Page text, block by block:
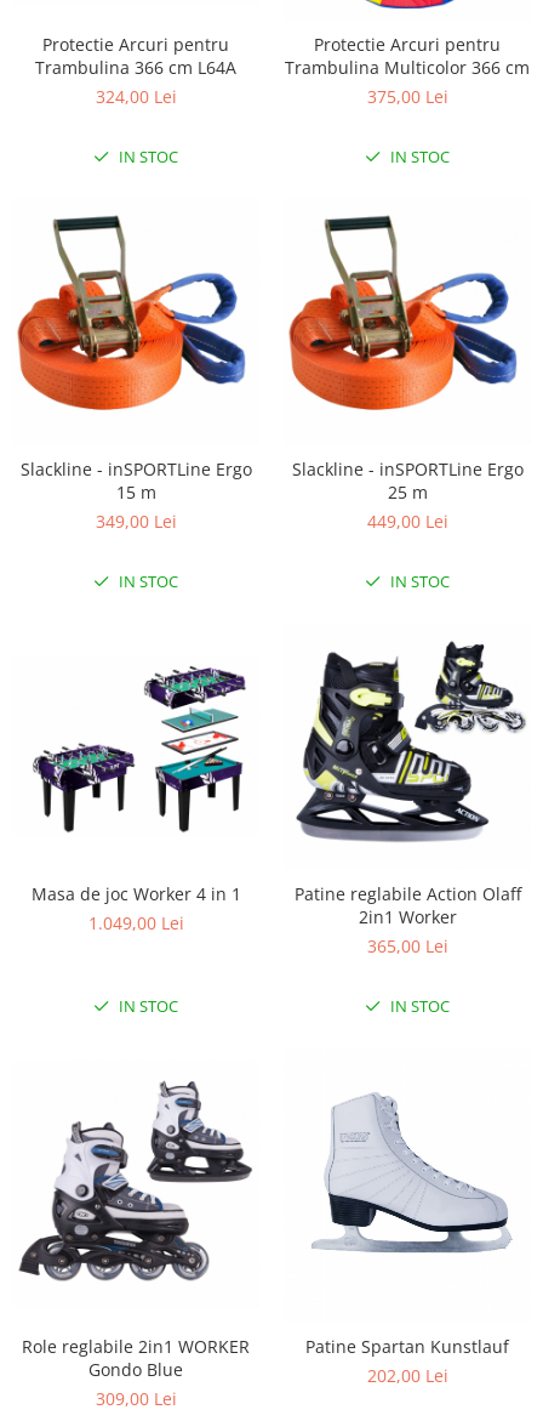
Steppere Fitness
Aparate Fitness Multifunctionale
Aparate Fitness de Vaslit
Aparate Vibromasaj si accesorii
masaj
Box
Bare - Discuri - Greutati
Saltele si Covoare sport Fitness
sau Yoga
Mingi fitness si medicinale
Scara antrenament
Electronice diverse
Umidificatoare electrice aer
Cantare bebelusi si adulti
Interfoane bebelusi
Aparate aerosoli
Aparate diverse
Pompe san
Robot de bucatarie
Termometre camera si baie
Protectie Arcuri pentru
Trambulina 366 cm L64A
324,00 Lei
IN STOC
Protectie Arcuri pentru
Trambulina Multicolor 366 cm
375,00 Lei
IN STOC
Slackline - inSPORTLine Ergo
15 m
349,00 Lei
IN STOC
Slackline - inSPORTLine Ergo
25 m
449,00 Lei
IN STOC
Masa de joc Worker 4 in 1
1.049,00 Lei
IN STOC
Patine reglabile Action Olaff
2in1 Worker
365,00 Lei
IN STOC
Role reglabile 2in1 WORKER
Gondo Blue
309,00 Lei
Patine Spartan Kunstlauf
202,00 Lei